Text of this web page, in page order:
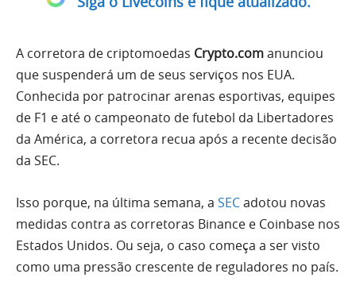
A corretora de criptomoedas Crypto.comanunciou
que suspenderá um de seus serviços nos EUA.
Conhecida por patrocinar arenas esportivas, equipes
de F1 e até o campeonato de futebol da Libertadores
da América, a corretora recua após a recente decisão
da SEC.
Isso porque, na última semana, a SECadotou novas
medidas contra as corretoras Binance e Coinbase nos
Estados Unidos. Ou seja, o caso começa a ser visto
como uma pressão crescente de reguladores no país.